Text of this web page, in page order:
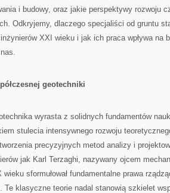
i budowy, oraz jakie perspektywy rozwoju
Odkryjemy, dlaczego specjaliści od gruntu
XXI wieku i jak ich praca wpływa na
geotechniki
wyrasta z solidnych fundamentów
stulecia intensywnego rozwoju
precyzyjnych metod analizy i
jak Karl Terzaghi, nazywany ojcem
sformułował fundamentalne prawa
Te klasyczne teorie nadal stanowią szkielet